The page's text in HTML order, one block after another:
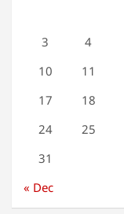
3
4
10
11
17
18
24
25
31
« Dec